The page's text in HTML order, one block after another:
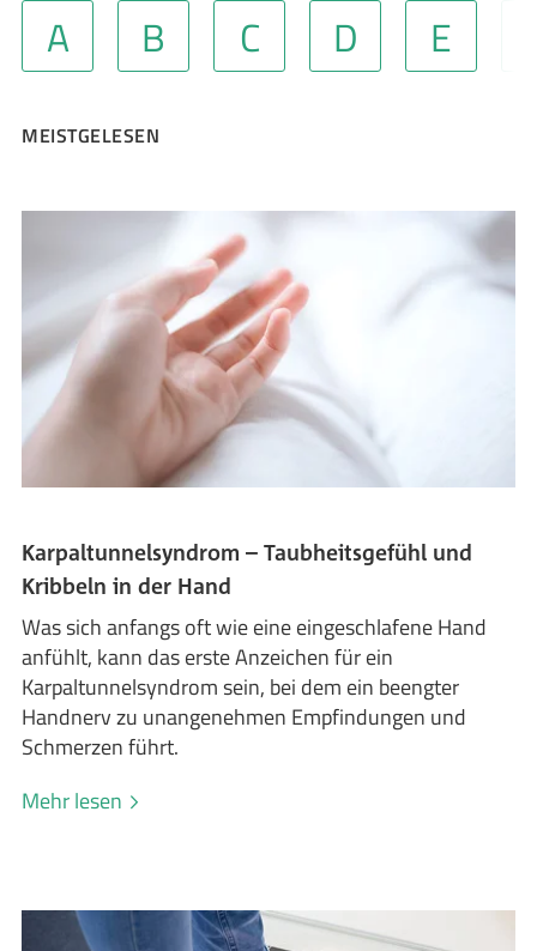
A B C D E
MEISTGELESEN
Karpaltunnelsyndrom – Taubheitsgefühl und
Kribbeln in der Hand
Was sich anfangs oft wie eine eingeschlafene Hand
anfühlt, kann das erste Anzeichen für ein
Karpaltunnelsyndrom sein, bei dem ein beengter
Handnerv zu unangenehmen Empfindungen und
Schmerzen führt.
Mehr lesen